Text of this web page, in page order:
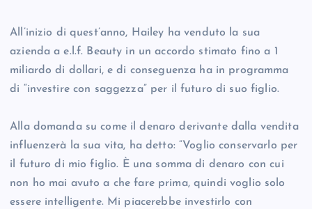
All’inizio di quest’anno, Hailey ha venduto la sua
azienda a e.l.f. Beauty in un accordo stimato fino a 1
miliardo di dollari, e di conseguenza ha in programma
di “investire con saggezza” per il futuro di suo figlio.
Alla domanda su come il denaro derivante dalla vendita
influenzerà la sua vita, ha detto: “Voglio conservarlo per
il futuro di mio figlio. È una somma di denaro con cui
non ho mai avuto a che fare prima, quindi voglio solo
essere intelligente. Mi piacerebbe investirlo con